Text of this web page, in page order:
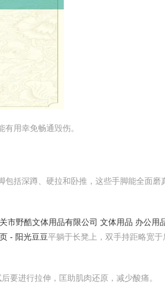
用幸免畅通毁伤。
括深蹲、硬拉和卧推，这些手脚能全面磨
市野酷文体用品有限公司 文体用品 办公用
- 阳光豆豆平躺于长凳上，双手持距略宽于
要进行拉伸，匡助肌肉还原，减少酸痛。